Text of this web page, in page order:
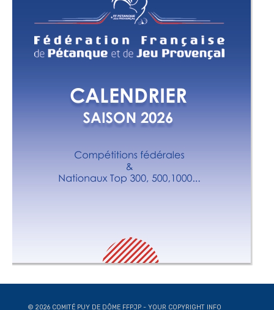
© 2026 COMITÉ PUY DE DÔME FFPJP - YOUR COPYRIGHT INFO